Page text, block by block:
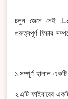
চলুন জেনে
গুরুত্বপূর্ণ ফিচার
১.সম্পূর্ণ হালাল একটি
২.এটি ফাইবারের